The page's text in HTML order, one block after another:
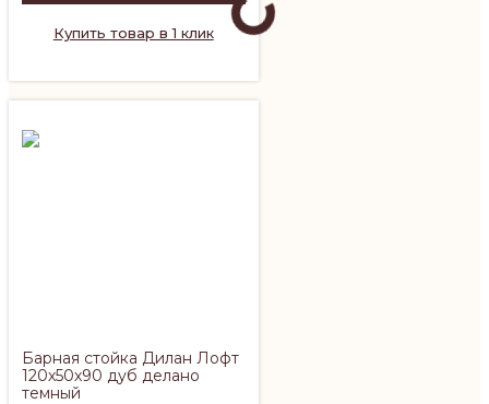
Купить товар в 1 клик
Барная стойка Дилан Лофт
120х50х90 дуб делано
темный